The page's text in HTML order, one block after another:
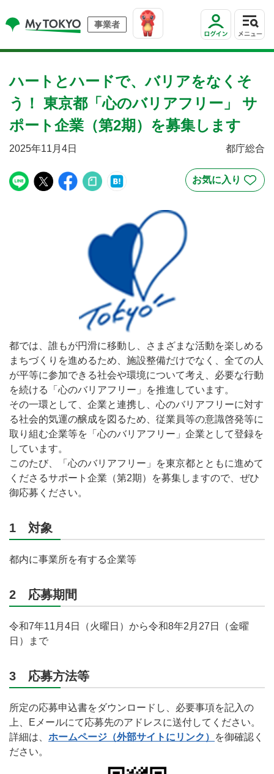
事業者
ハートとハードで、バリアをなくそ
う！ 東京都「心のバリアフリー」 サ
ポート企業（第2期）を募集します
2025年11月4日 都庁総合
都では、誰もが円滑に移動し、さまざまな活動を楽しめる
まちづくりを進めるため、施設整備だけでなく、全ての人
が平等に参加できる社会や環境について考え、必要な行動
を続ける「心のバリアフリー」を推進しています。
その一環として、企業と連携し、心のバリアフリーに対す
る社会的気運の醸成を図るため、従業員等の意識啓発等に
取り組む企業等を「心のバリアフリー」企業として登録を
しています。
このたび、「心のバリアフリー」を東京都とともに進めて
くださるサポート企業（第2期）を募集しますので、ぜひ
御応募ください。
1 対象
都内に事業所を有する企業等
2 応募期間
令和7年11月4日（火曜日）から令和8年2月27日（金曜
日）まで
3 応募方法等
所定の応募申込書をダウンロードし、必要事項を記入の
上、Eメールにて応募先のアドレスに送付してください。
詳細は、 ホームページ（外部サイトにリンク）
を御確認く
ださい。